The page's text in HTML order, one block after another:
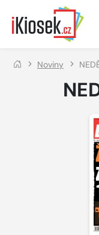
Přejít na hlavní obsah
Noviny